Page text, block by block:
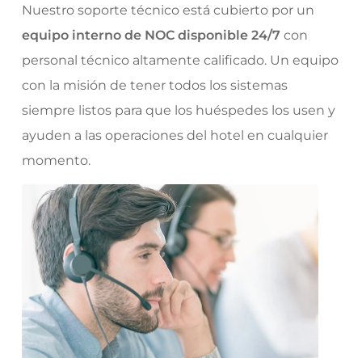
Nuestro soporte técnico está cubierto por un
equipo interno de NOC disponible 24/7con
personal técnico altamente calificado. Un equipo
con la misión de tener todos los sistemas
siempre listos para que los huéspedes los usen y
ayuden a las operaciones del hotel en cualquier
momento.